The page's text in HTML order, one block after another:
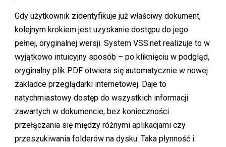
Gdy użytkownik zidentyfikuje już właściwy dokument,
kolejnym krokiem jest uzyskanie dostępu do jego
pełnej, oryginalnej wersji. System VSS.net realizuje to w
wyjątkowo intuicyjny sposób – po kliknięciu w podgląd,
oryginalny plik PDF otwiera się automatycznie w nowej
zakładce przeglądarki internetowej. Daje to
natychmiastowy dostęp do wszystkich informacji
zawartych w dokumencie, bez konieczności
przełączania się między różnymi aplikacjami czy
przeszukiwania folderów na dysku. Taka płynność i